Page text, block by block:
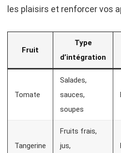
les plaisirs et renforcer vos
Fruit
Type
d’intégration
Tomate
Salades,
sauces,
soupes
Tangerine
Fruits frais,
jus,